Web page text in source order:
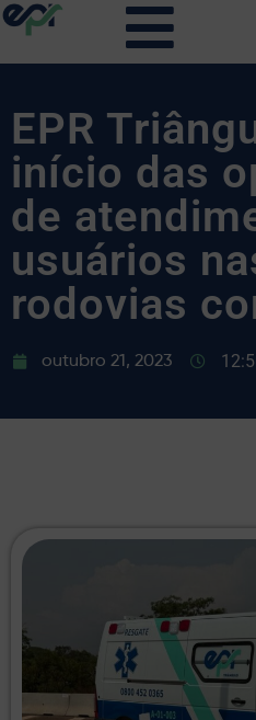
EPR
início das
de
usuários
rodovias
outubro 21, 2023